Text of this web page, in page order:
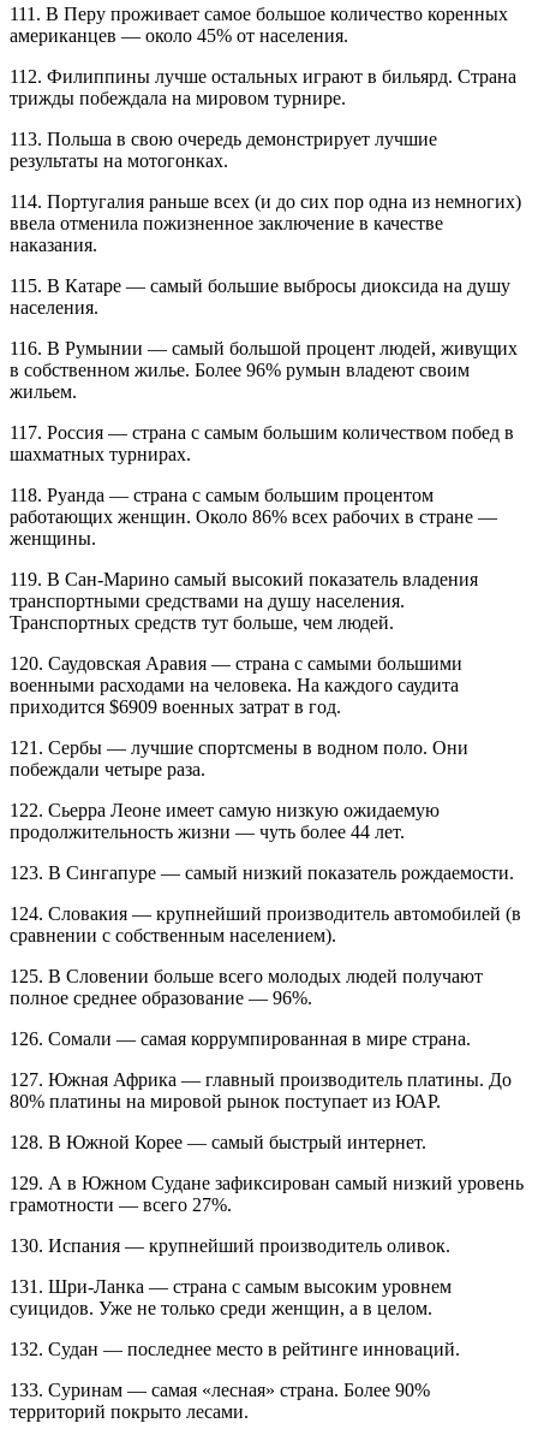
111. В Перу проживает самое большое количество коренных
американцев — около 45% от населения.
112. Филиппины лучше остальных играют в бильярд. Страна
трижды побеждала на мировом турнире.
113. Польша в свою очередь демонстрирует лучшие
результаты на мотогонках.
114. Португалия раньше всех (и до сих пор одна из немногих)
ввела отменила пожизненное заключение в качестве
наказания.
115. В Катаре — самый большие выбросы диоксида на душу
населения.
116. В Румынии — самый большой процент людей, живущих
в собственном жилье. Более 96% румын владеют своим
жильем.
117. Россия — страна с самым большим количеством побед в
шахматных турнирах.
118. Руанда — страна с самым большим процентом
работающих женщин. Около 86% всех рабочих в стране —
женщины.
119. В Сан-Марино самый высокий показатель владения
транспортными средствами на душу населения.
Транспортных средств тут больше, чем людей.
120. Саудовская Аравия — страна с самыми большими
военными расходами на человека. На каждого саудита
приходится $6909 военных затрат в год.
121. Сербы — лучшие спортсмены в водном поло. Они
побеждали четыре раза.
122. Сьерра Леоне имеет самую низкую ожидаемую
продолжительность жизни — чуть более 44 лет.
123. В Сингапуре — самый низкий показатель рождаемости.
124. Словакия — крупнейший производитель автомобилей (в
сравнении с собственным населением).
125. В Словении больше всего молодых людей получают
полное среднее образование — 96%.
126. Сомали — самая коррумпированная в мире страна.
127. Южная Африка — главный производитель платины. До
80% платины на мировой рынок поступает из ЮАР.
128. В Южной Корее — самый быстрый интернет.
129. А в Южном Судане зафиксирован самый низкий уровень
грамотности — всего 27%.
130. Испания — крупнейший производитель оливок.
131. Шри-Ланка — страна с самым высоким уровнем
суицидов. Уже не только среди женщин, а в целом.
132. Судан — последнее место в рейтинге инноваций.
133. Суринам — самая «лесная» страна. Более 90%
территорий покрыто лесами.